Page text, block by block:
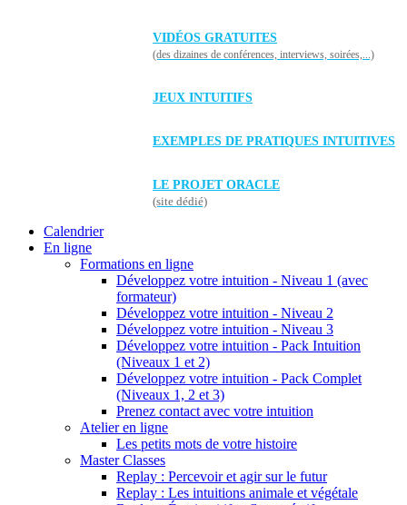
VIDÉOS GRATUITES
(des dizaines de conférences, interviews, soirées,...)
JEUX INTUITIFS
EXEMPLES DE PRATIQUES INTUITIVES
LE PROJET ORACLE
(site dédié)
Calendrier
En ligne
Formations en ligne
Développez votre intuition - Niveau 1 (avec
formateur)
Développez votre intuition - Niveau 2
Développez votre intuition - Niveau 3
Développez votre intuition - Pack Intuition
(Niveaux 1 et 2)
Développez votre intuition - Pack Complet
(Niveaux 1, 2 et 3)
Prenez contact avec votre intuition
Atelier en ligne
Les petits mots de votre histoire
Master Classes
Replay : Percevoir et agir sur le futur
Replay : Les intuitions animale et végétale